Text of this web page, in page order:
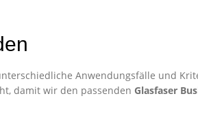
Anwendungsfälle und
damit wir den passenden Glasfaser